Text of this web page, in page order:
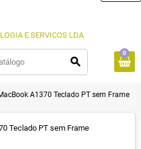
search
0
A1370 Teclado PT sem Frame